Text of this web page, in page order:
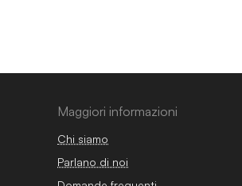
Maggiori informazioni
Chi siamo
Parlano di noi